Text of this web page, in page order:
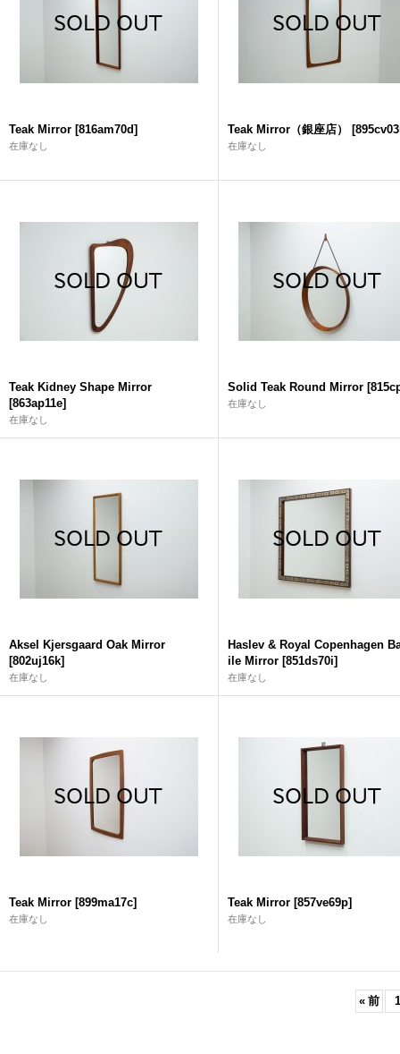
Teak Mirror [816am70d]
在庫なし
Teak Mirror（銀座店） [
在庫なし
Teak Kidney Shape Mirror
[863ap11e]
在庫なし
Solid Teak Round Mirror [
在庫なし
Aksel Kjersgaard Oak Mirror
[802uj16k]
在庫なし
Haslev & Royal Copenhagen
ile Mirror [851ds70i]
在庫なし
Teak Mirror [899ma17c]
在庫なし
Teak Mirror [857ve69p]
在庫なし
« 前 1